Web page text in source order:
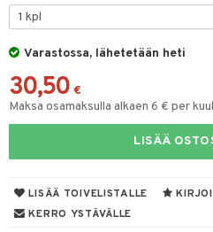
Varastossa, lähetetään heti
30,50 €
Maksa osamaksulla alkaen 6 € per
LISÄÄ
LISÄÄ TOIVELISTALLE
KERRO YSTÄVÄLLE
Maustemyllyt
/ Outdoor